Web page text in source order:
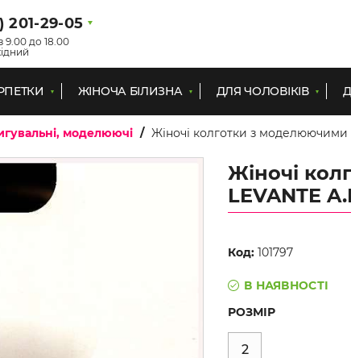
201-29-05
9.00 до 18.00
ЖІНОЧА БІЛИЗНА ДЛЯ ЧОЛОВІКІВ
моделюючі Жіночі колготки з моделюючими
Жіночі
LEVANTE
Код: 101797
В НАЯВНОСТІ
РОЗМІР
2